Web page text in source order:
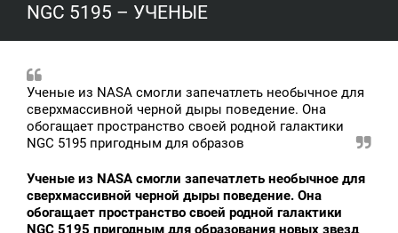
NGC 5195 – УЧЕНЫЕ
Ученые из NASA смогли запечатлеть необычное для
сверхмассивной черной дыры поведение. Она
обогащает пространство своей родной галактики
NGC 5195 пригодным для образов
Ученые из NASA смогли запечатлеть необычное для
сверхмассивной черной дыры поведение. Она
обогащает пространство своей родной галактики
NGC 5195 пригодным для образования новых звезд